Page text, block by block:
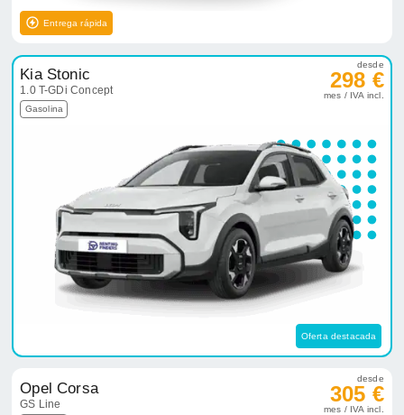
Entrega rápida
Kia Stonic
1.0 T-GDi Concept
Gasolina
desde
298 €
mes / IVA incl.
Oferta destacada
Opel Corsa
GS Line
desde
305 €
mes / IVA incl.